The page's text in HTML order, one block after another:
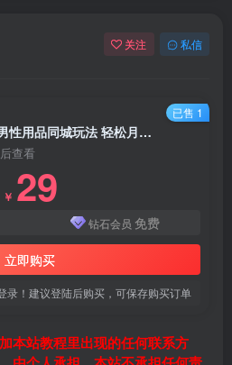
关注 私信
全网首发 一单利润200+ 男性用品同城玩法 轻松月赚5位数
查看
￥ 29
钻石会员 免费
立即购买
录！建议登陆后购买，可保存购买订单
已售 1
本站教程里出现的任何联系方